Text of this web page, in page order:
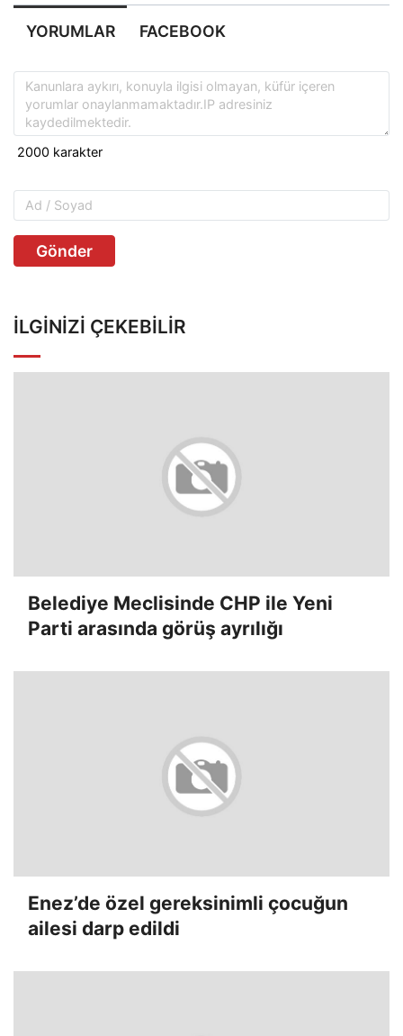
YORUMLAR FACEBOOK
Gönder
İLGINIZI ÇEKEBILIR
Belediye Meclisinde CHP ile Yeni
Parti arasında görüş ayrılığı
Enez’de özel gereksinimli çocuğun
ailesi darp edildi